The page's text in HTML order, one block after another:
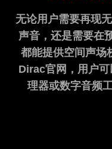
无论用户需要再现
声音，还是需要在
都能提供空间声场
Dirac官网，用户
理器或数字音频